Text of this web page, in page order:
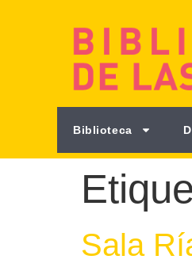
Biblioteca
Sala